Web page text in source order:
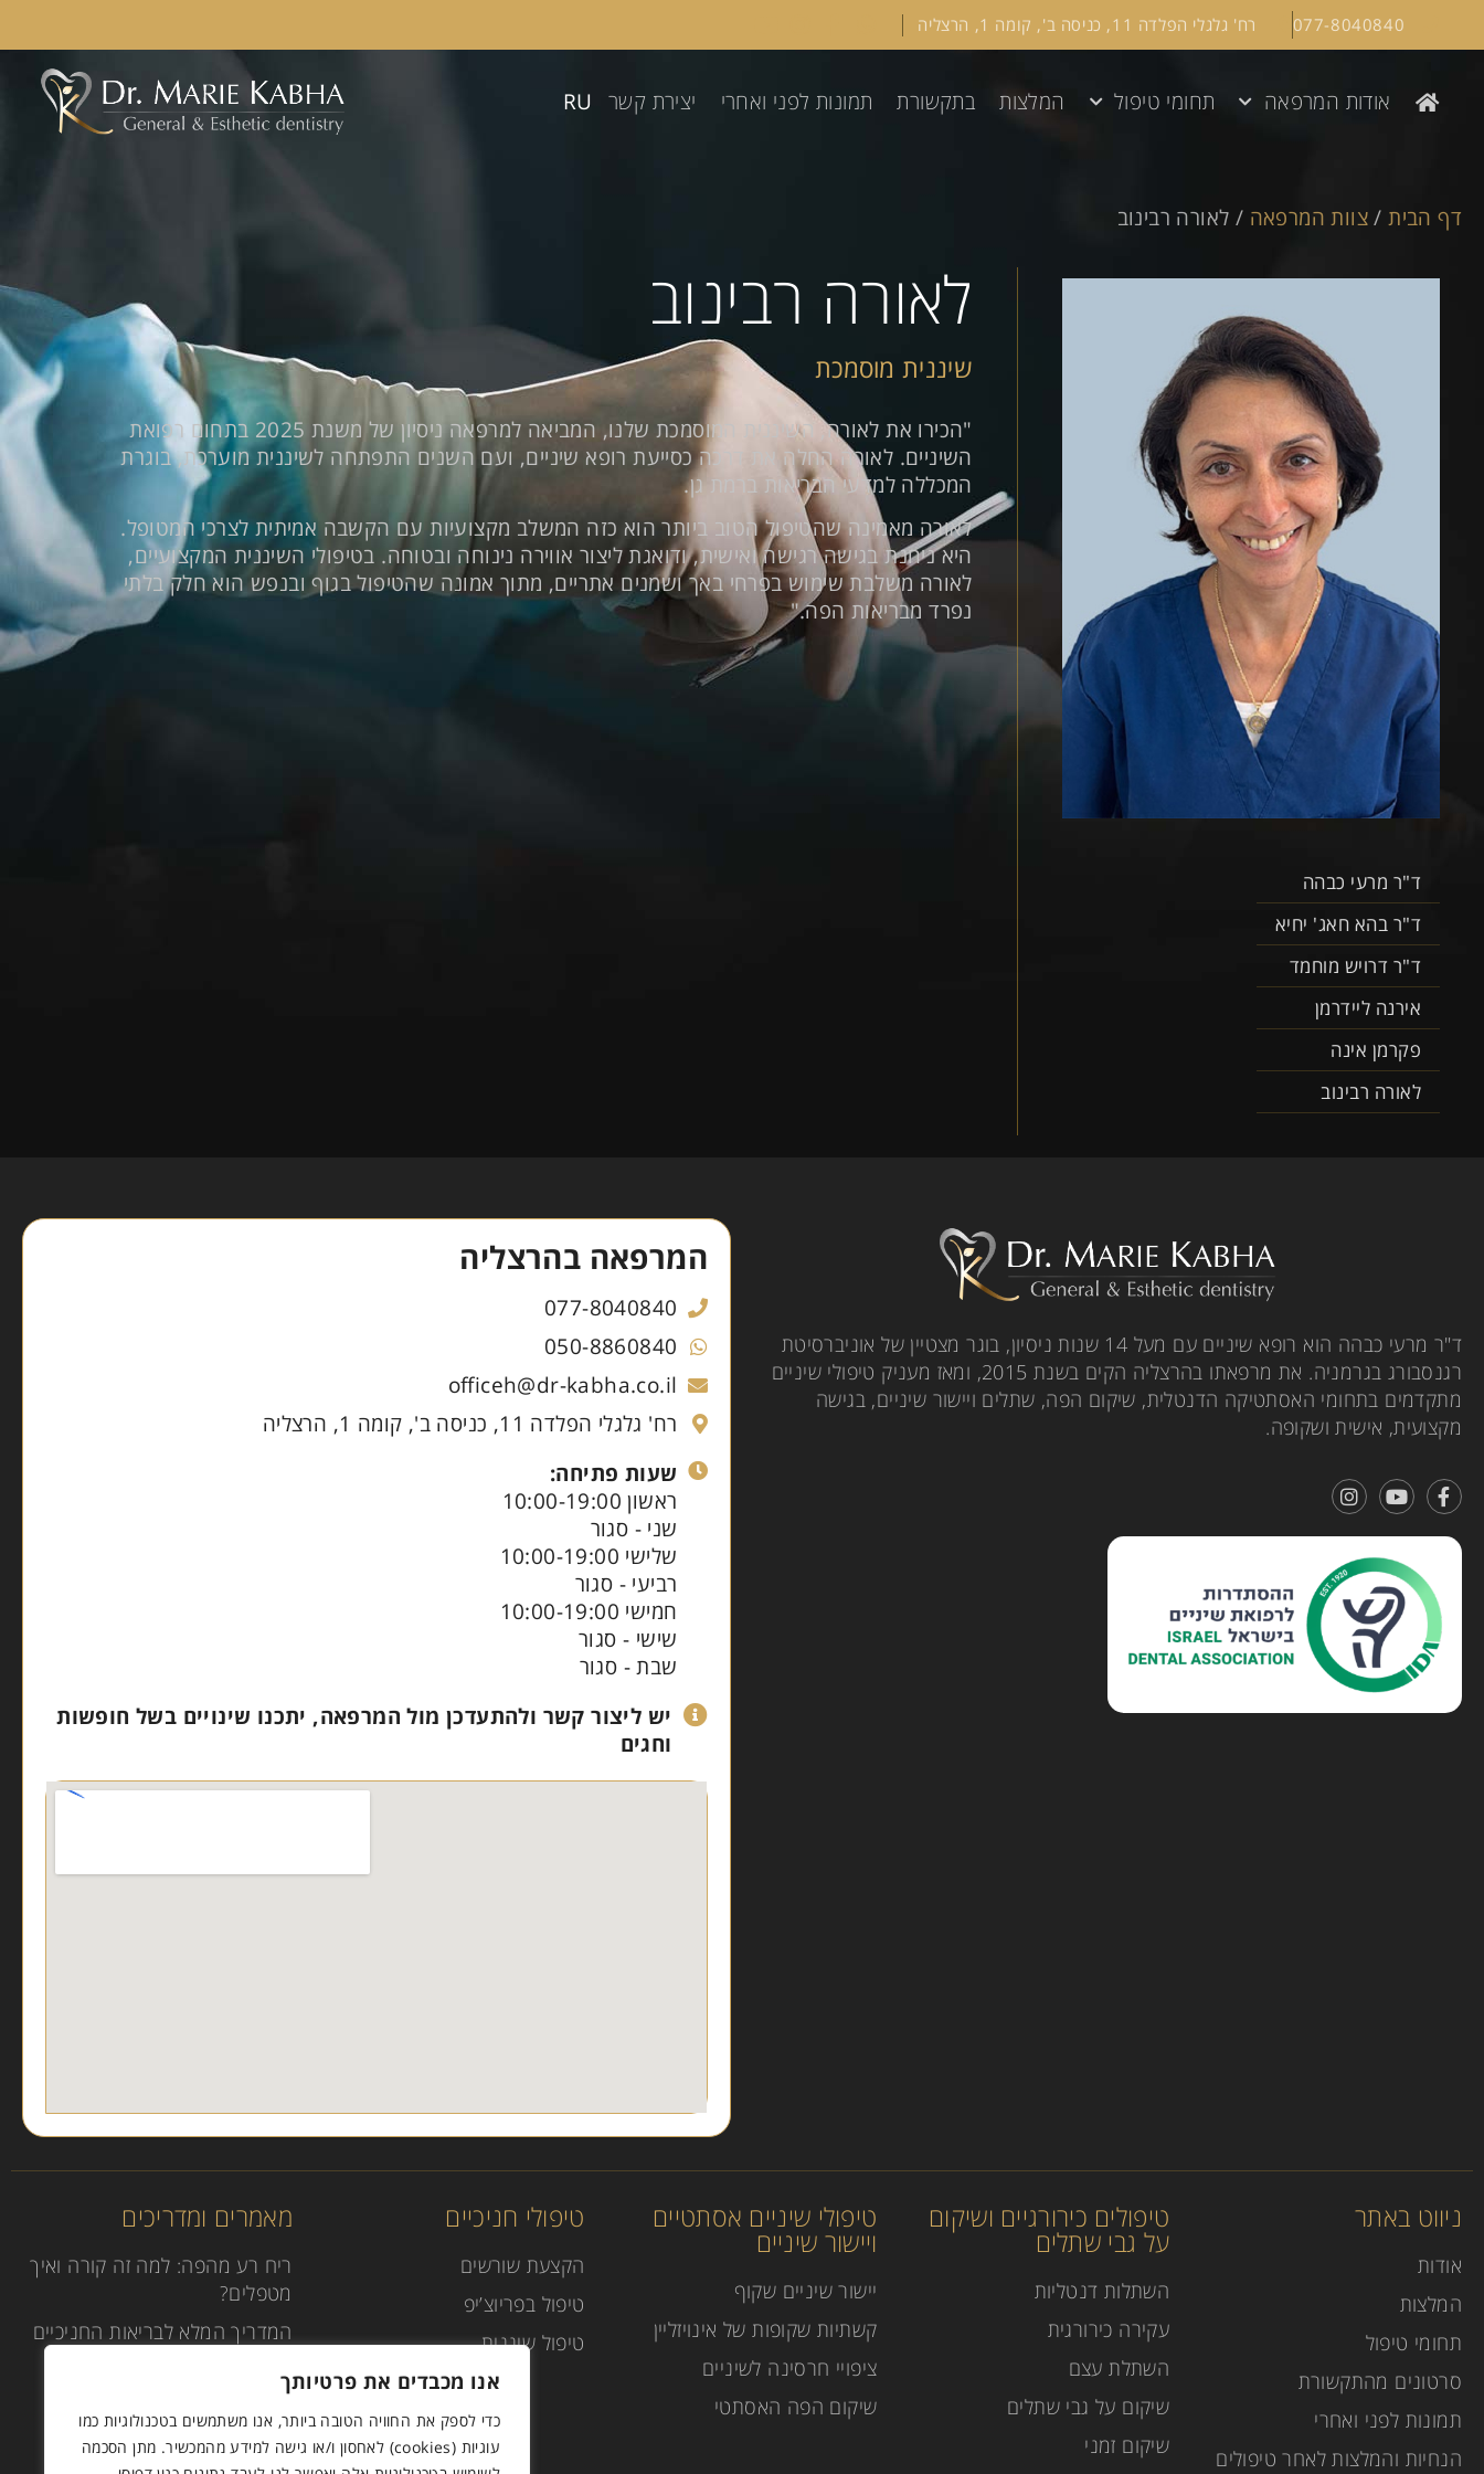
אנו מכבדים את פרטיותך
כדי לספק את החוויה הטובה ביותר, אנו משתמשים בטכנולוגיות כמו
עוגיות (cookies) לאחסון ו/או גישה למידע מהמכשיר. מתן הסכמה
077-8040840 רח' גלגלי הפלדה 11, כניסה ב', קומה 1, הרצליה
אודות המרפאה תחומי טיפול המלצות בתקשורת תמונות לפני ואחרי יצירת קשר RU
דף הבית/צוות המרפאה / לאורה רבינוב
ד"ר מרעי כבהה
ד"ר בהא חאג' יחיא
ד"ר דרויש מוחמד
אירנה ליידרמן
פקרמן אינה
לאורה רבינוב
לאורה רבינוב
שיננית מוסמכת
"הכירו את לאורה, השיננית המוסמכת שלנו, המביאה למרפאה ניסיון של משנת 2025 בתחום רפואת
השיניים. לאורה החלה את דרכה כסייעת רופא שיניים, ועם השנים התפתחה לשיננית מוערכת, בוגרת
המכללה למדעי הבריאות ברמת גן.
לאורה מאמינה שהטיפול הטוב ביותר הוא כזה המשלב מקצועיות עם הקשבה אמיתית לצרכי המטופל.
היא ניחנת בגישה רגישה ואישית, ודואגת ליצור אווירה נינוחה ובטוחה. בטיפולי השיננית המקצועיים,
לאורה משלבת שימוש בפרחי באך ושמנים אתריים, מתוך אמונה שהטיפול בגוף ובנפש הוא חלק בלתי
נפרד מבריאות הפה."
ד"ר מרעי כבהה הוא רופא שיניים עם מעל 14 שנות ניסיון, בוגר מצטיין של אוניברסיטת
רגנסבורג בגרמניה. את מרפאתו בהרצליה הקים בשנת 2015, ומאז מעניק טיפולי שיניים
מתקדמים בתחומי האסתטיקה הדנטלית, שיקום הפה, שתלים ויישור שיניים, בגישה
מקצועית, אישית ושקופה.
המרפאה בהרצליה
077-8040840
050-8860840
officeh@dr-kabha.co.il
רח' גלגלי הפלדה 11, כניסה ב', קומה 1, הרצליה
שעות פתיחה:
ראשון 10:00-19:00
שני - סגור
שלישי 10:00-19:00
רביעי - סגור
חמישי 10:00-19:00
שישי - סגור
שבת - סגור
יש ליצור קשר ולהתעדכן מול המרפאה, יתכנו שינויים בשל חופשות
וחגים
ניווט באתר
אודות
המלצות
תחומי טיפול
סרטונים מהתקשורת
תמונות לפני ואחרי
הנחיות והמלצות לאחר טיפולים
טיפולים כירורגיים ושיקום
על גבי שתלים
השתלות דנטליות
עקירה כירורגית
השתלת עצם
שיקום על גבי שתלים
שיקום זמני
טיפולי שיניים אסתטיים
ויישור שיניים
יישור שיניים שקוף
קשתיות שקופות של אינויזליין
ציפויי חרסינה לשיניים
שיקום הפה האסתטי
טיפולי חניכיים
הקצעת שורשים
טיפול בפריוצ’יפ
טיפול שיננית
מאמרים ומדריכים
ריח רע מהפה: למה זה קורה ואיך
מטפלים?
המדריך המלא לבריאות החניכיים
טיפול שיניים תחת סדציה
(טשטוש) או הרדמה מלאה
הנחיות לאחר טיפול שיננית